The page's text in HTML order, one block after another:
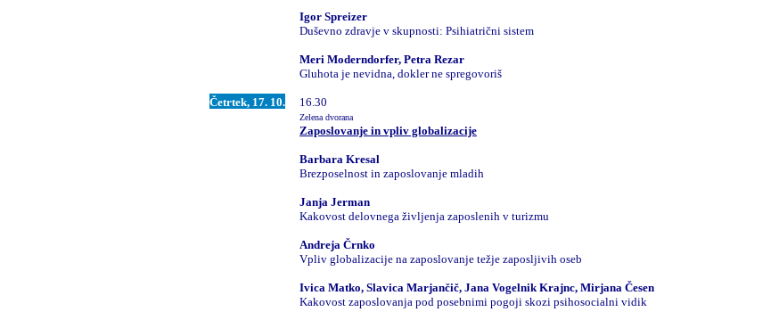
Igor Spreizer
Duševno zdravje v skupnosti: Psihiatrični sistem
Meri Moderndorfer, Petra Rezar
Gluhota je nevidna, dokler ne spregovoriš
Četrtek, 17. 10. 16.30
Zelena dvorana
Zaposlovanje in vpliv globalizacije
Barbara Kresal
Brezposelnost in zaposlovanje mladih
Janja Jerman
Kakovost delovnega življenja zaposlenih v turizmu
Andreja Črnko
Vpliv globalizacije na zaposlovanje težje zaposljivih oseb
Ivica Matko, Slavica Marjančič, Jana Vogelnik Krajnc, Mirjana Česen
Kakovost zaposlovanja pod posebnimi pogoji skozi psihosocialni vidik